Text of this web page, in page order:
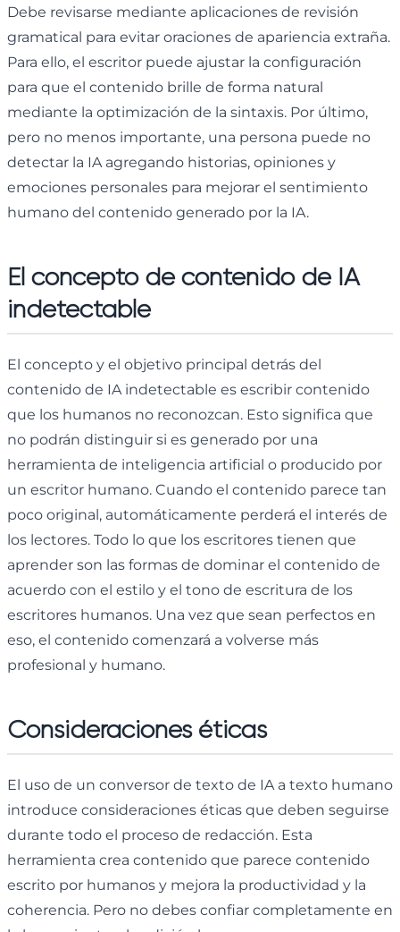
Debe revisarse mediante aplicaciones de revisión
gramatical para evitar oraciones de apariencia extraña.
Para ello, el escritor puede ajustar la configuración
para que el contenido brille de forma natural
mediante la optimización de la sintaxis. Por último,
pero no menos importante, una persona puede no
detectar la IA agregando historias, opiniones y
emociones personales para mejorar el sentimiento
humano del contenido generado por la IA.
El concepto de contenido de IA
indetectable
El concepto y el objetivo principal detrás del
contenido de IA indetectable es escribir contenido
que los humanos no reconozcan. Esto significa que
no podrán distinguir si es generado por una
herramienta de inteligencia artificial o producido por
un escritor humano. Cuando el contenido parece tan
poco original, automáticamente perderá el interés de
los lectores. Todo lo que los escritores tienen que
aprender son las formas de dominar el contenido de
acuerdo con el estilo y el tono de escritura de los
escritores humanos. Una vez que sean perfectos en
eso, el contenido comenzará a volverse más
profesional y humano.
Consideraciones éticas
El uso de un conversor de texto de IA a texto humano
introduce consideraciones éticas que deben seguirse
durante todo el proceso de redacción. Esta
herramienta crea contenido que parece contenido
escrito por humanos y mejora la productividad y la
coherencia. Pero no debes confiar completamente en